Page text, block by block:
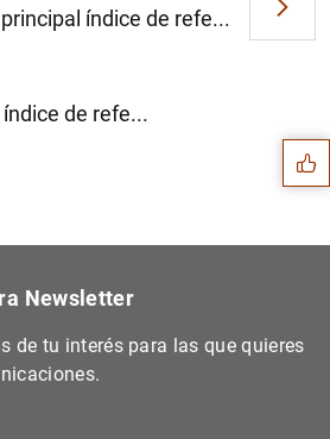
de refe...
principal índice de refe...
Sugerencias
Newsletter
de tu interés para las que quieres